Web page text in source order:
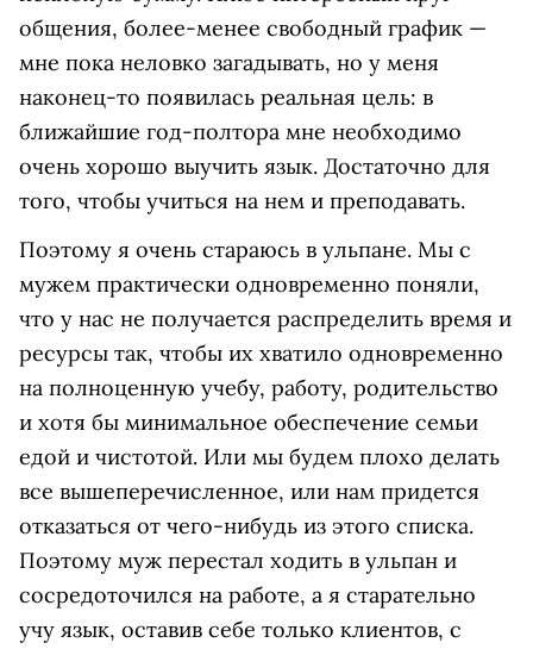
общения, более-менее свободный график —
мне пока неловко загадывать, но у меня
наконец-то появилась реальная цель: в
ближайшие год-полтора мне необходимо
очень хорошо выучить язык. Достаточно для
того, чтобы учиться на нем и преподавать.
Поэтому я очень стараюсь в ульпане. Мы с
мужем практически одновременно поняли,
что у нас не получается распределить время и
ресурсы так, чтобы их хватило одновременно
на полноценную учебу, работу, родительство
и хотя бы минимальное обеспечение семьи
едой и чистотой. Или мы будем плохо делать
все вышеперечисленное, или нам придется
отказаться от чего-нибудь из этого списка.
Поэтому муж перестал ходить в ульпан и
сосредоточился на работе, а я старательно
учу язык, оставив себе только клиентов, с